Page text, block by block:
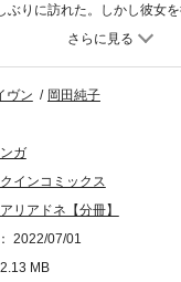
ぶりに訪れた。しかし彼女
のいとこディアス。彼は、
らかす浮気相手だと思い込
たのだ。冷たく侮蔑に満ち
んだ誤解よ!! 私の心にいるの
ヴン
岡田純子
ガ
インコミックス
リアドネ【分冊】
2022/07/01
2.13 MB